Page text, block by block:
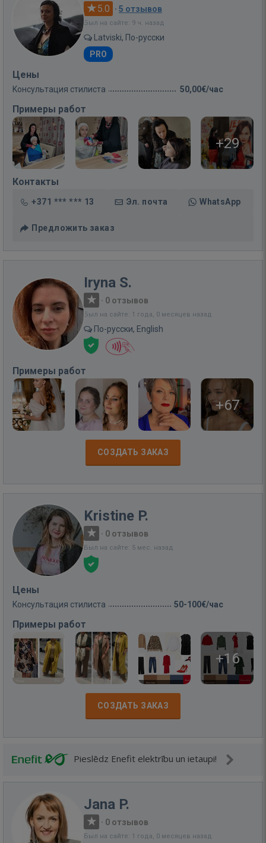
5.0 · 5 отзывов
Был на сайте: 9 ч. назад
Latviski, По-русски
PRO
Цены
Kонсультация стилиста 50,00€/час
Примеры работ
+29
Контакты
+371 *** *** 13 Эл. почта WhatsApp
Предложить заказ
Iryna S.
· 0 отзывов
Был на сайте: 1 года, 0 месяцев назад
По-русски, English
Примеры работ
+67
СОЗДАТЬ ЗАКАЗ
Kristine P.
· 0 отзывов
Был на сайте: 5 мес. назад
Цены
Kонсультация стилиста 50-100€/час
Примеры работ
+16
СОЗДАТЬ ЗАКАЗ
Pieslēdz Enefit elektrību un ietaupi!
Jana P.
· 0 отзывов
Был на сайте: 1 года, 0 месяцев назад